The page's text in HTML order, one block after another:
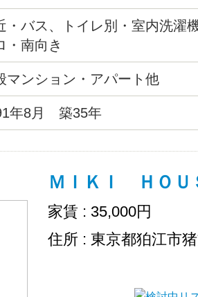
・バス、トイレ別・室内洗濯
・南向き
マンション・アパート他
年8月 築35年
ＭＩＫＩ ＨＯＵ
家賃 : 35,000円
住所 : 東京都狛江市